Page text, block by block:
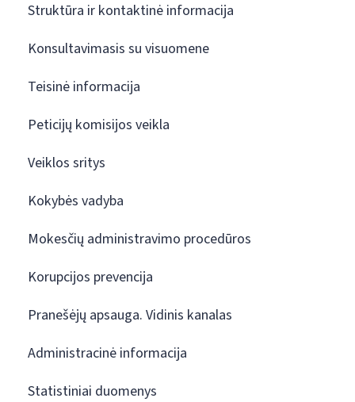
Struktūra ir kontaktinė informacija
Konsultavimasis su visuomene
Teisinė informacija
Peticijų komisijos veikla
Veiklos sritys
Kokybės vadyba
Mokesčių administravimo procedūros
Korupcijos prevencija
Pranešėjų apsauga. Vidinis kanalas
Administracinė informacija
Statistiniai duomenys